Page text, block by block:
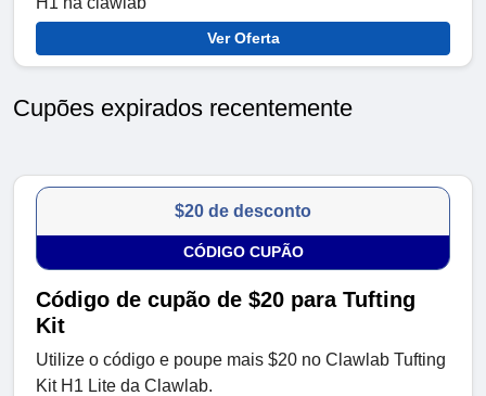
Ver Oferta
Cupões expirados recentemente
$20 de desconto
CÓDIGO CUPÃO
Código de cupão de $20 para Tufting
Kit
Utilize o código e poupe mais $20 no Clawlab Tufting
Kit H1 Lite da Clawlab.